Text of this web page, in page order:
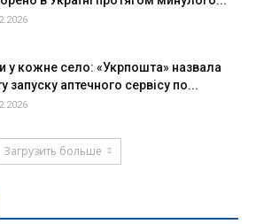
у кожне село: «Укрпошта» назвала
запуску аптечного сервісу по...
Загрузить больше